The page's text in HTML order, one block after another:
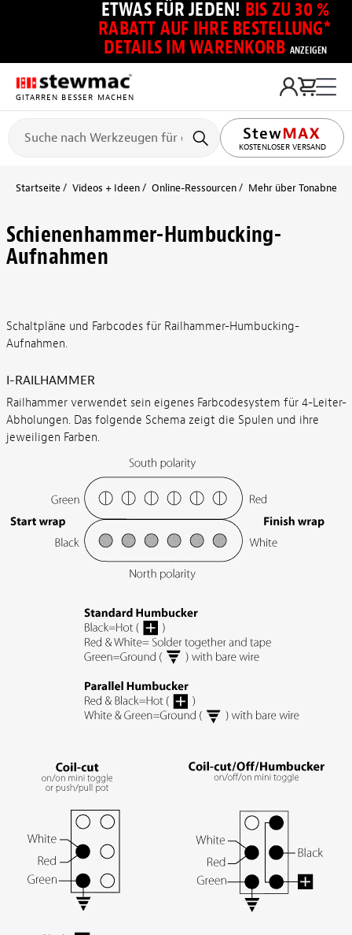
ETWAS FÜR JEDEN! BIS ZU 30 %
RABATT AUF IHRE BESTELLUNG*
DETAILS IM WARENKORB ANZEIGEN
GITARREN BESSER MACHEN
KOSTENLOSER VERSAND
Startseite Videos + Ideen Online-Ressourcen Mehr über
Schienenhammer-Humbucking-
Aufnahmen
Schaltpläne und Farbcodes für Railhammer-Humbucking-
Aufnahmen.
I-RAILHAMMER
Railhammer verwendet sein eigenes Farbcodesystem für 4-Leiter-
Abholungen. Das folgende Schema zeigt die Spulen und ihre
jeweiligen Farben.